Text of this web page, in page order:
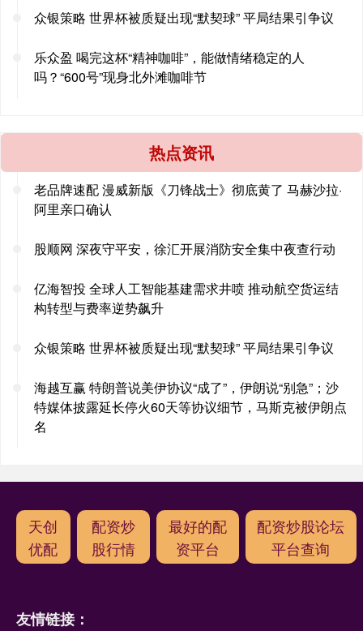
众银策略 世界杯被质疑出现“默契球” 平局结果引争议
乐众盈 喝完这杯“精神咖啡”，能做情绪稳定的人
吗？“600号”现身北外滩咖啡节
热点资讯
老品牌速配 漫威新版《刀锋战士》彻底黄了 马赫沙拉·
阿里亲口确认
股顺网 深夜守平安，徐汇开展消防安全集中夜查行动
亿海智投 全球人工智能基建需求井喷 推动航空货运结
构转型与费率逆势飙升
众银策略 世界杯被质疑出现“默契球” 平局结果引争议
海越互赢 特朗普说美伊协议“成了”，伊朗说“别急”；沙
特媒体披露延长停火60天等协议细节，马斯克被伊朗点
名
天创
优配
配资炒
股行情
最好的配
资平台
配资炒股论坛
平台查询
友情链接：